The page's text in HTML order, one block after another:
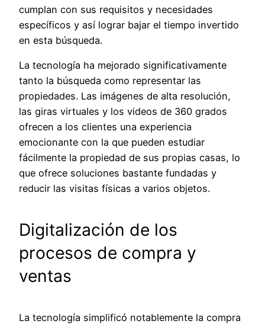
cumplan con sus requisitos y necesidades
específicos y así lograr bajar el tiempo invertido
en esta búsqueda.
La tecnología ha mejorado significativamente
tanto la búsqueda como representar las
propiedades. Las imágenes de alta resolución,
las giras virtuales y los videos de 360 grados
ofrecen a los clientes una experiencia
emocionante con la que pueden estudiar
fácilmente la propiedad de sus propias casas, lo
que ofrece soluciones bastante fundadas y
reducir las visitas físicas a varios objetos.
Digitalización de los
procesos de compra y
ventas
La tecnología simplificó notablemente la compra